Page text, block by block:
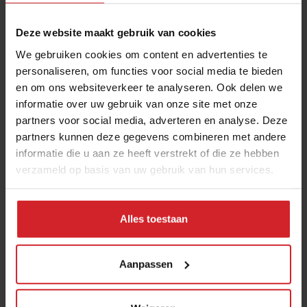
Deze website maakt gebruik van cookies
We gebruiken cookies om content en advertenties te
personaliseren, om functies voor social media te bieden
en om ons websiteverkeer te analyseren. Ook delen we
informatie over uw gebruik van onze site met onze
partners voor social media, adverteren en analyse. Deze
partners kunnen deze gegevens combineren met andere
informatie die u aan ze heeft verstrekt of die ze hebben
verzameld op basis van uw gebruik van hun services.
Alles toestaan
Aanpassen
Meer tips om een rot tijd te overleven? Bekijk ze in de
Meld je aan voor de nieuwsbrief
interviews van Food Inspiration per e-mail.Klik hier
voor meer informatie.
Verzend